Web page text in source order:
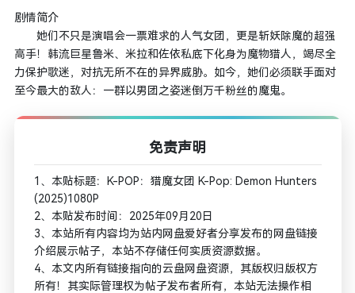
剧情简介
她们不只是演唱会一票难求的人气女团，更是斩妖除魔的超强
高手！韩流巨星鲁米、米拉和佐依私底下化身为魔物猎人，竭尽全
力保护歌迷，对抗无所不在的异界威胁。如今，她们必须联手面对
至今最大的敌人：一群以男团之姿迷倒万千粉丝的魔鬼。
免责声明
1、本贴标题：K-POP：猎魔女团 K-Pop: Demon Hunters
(2025)1080P
2、本贴发布时间：2025年09月20日
3、本站所有内容均为站内网盘爱好者分享发布的网盘链接
介绍展示帖子，本站不存储任何实质资源数据。
4、本文内所有链接指向的云盘网盘资源，其版权归版权方
所有！其实际管理权为帖子发布者所有，本站无法操作相